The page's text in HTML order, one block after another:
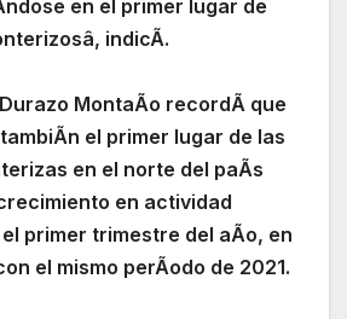
en el primer lugar de
indicÃ.
MontaÃo recordÃ que
el primer lugar de las
en el norte del paÃs
en actividad
primer trimestre del aÃo, en
el mismo perÃodo de 2021.